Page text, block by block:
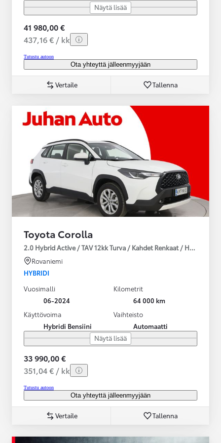
Näytä lisää
41 980,00 €
437,16 € / kk
Tutustu autoon
Ota yhteyttä jälleenmyyjään
Vertaile Tallenna
Toyota Corolla
2.0 Hybrid Active / TAV 12kk Turva / Kahdet Renkaat /
Rovaniemi
HYBRIDI
Vuosimalli
06-2024
Kilometrit
64 000 km
Käyttövoima
Hybridi Bensiini
Vaihteisto
Automaatti
Näytä lisää
33 990,00 €
351,04 € / kk
Tutustu autoon
Ota yhteyttä jälleenmyyjään
Vertaile Tallenna